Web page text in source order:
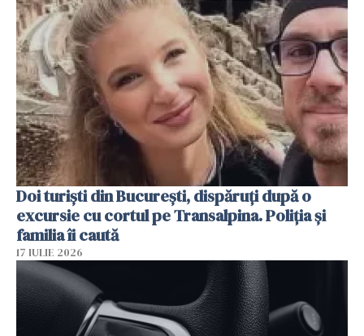
Doi turiști din București, dispăruți după o
excursie cu cortul pe Transalpina. Poliția și
familia îi caută
17 IULIE 2026